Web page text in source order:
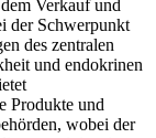
Verkauf und
der Schwerpunkt
des zentralen
und endokrinen
Produkte und
wobei der